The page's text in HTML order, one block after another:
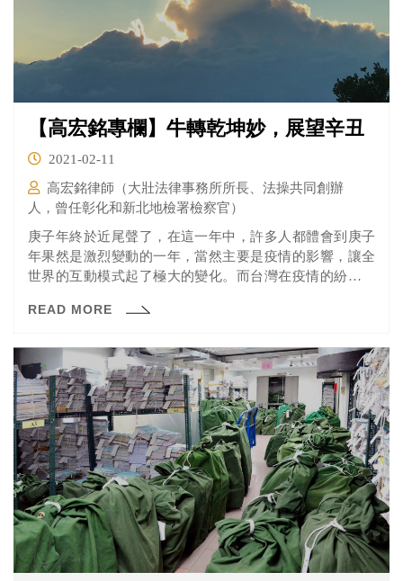
【高宏銘專欄】牛轉乾坤妙，展望辛丑
2021-02-11
高宏銘律師（大壯法律事務所所長、法操共同創辦
人，曾任彰化和新北地檢署檢察官）
庚子年終於近尾聲了，在這一年中，許多人都體會到庚子
年果然是激烈變動的一年，當然主要是疫情的影響，讓全
世界的互動模式起了極大的變化。而台灣在疫情的紛擾之
經濟體中成長率最高的，這樣的表現，台灣全體國人的努
READ MORE